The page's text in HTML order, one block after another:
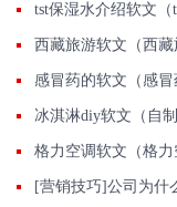
tst保湿水介绍软文（
西藏旅游软文（西藏
感冒药的软文（感冒
冰淇淋diy软文（自
格力空调软文（格力
[营销技巧]公司为什